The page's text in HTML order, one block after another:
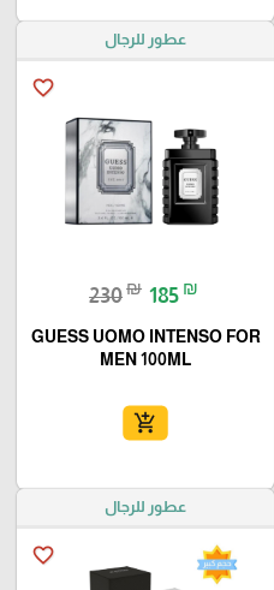
عطور للرجال
favorite_border
230₪ 185 ₪
GUESS UOMO INTENSO FOR
MEN 100ML
add_shopping_cart
عطور للرجال
favorite_border